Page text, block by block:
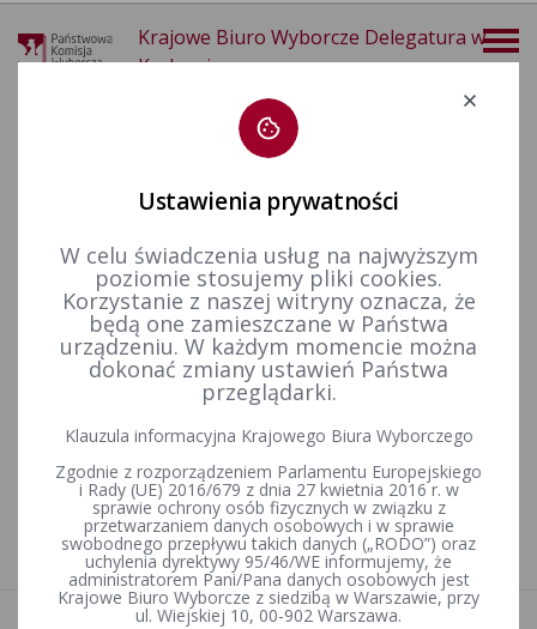
Krajowe Biuro Wyborcze Delegatura w
Krakowie
Finansowanie kampanii wyborczych
Proszę wybrać odpowiednią kategorię.
1
Ustawienia prywatności
W celu świadczenia usług na najwyższym
poziomie stosujemy pliki cookies.
Korzystanie z naszej witryny oznacza, że
będą one zamieszczane w Państwa
urządzeniu. W każdym momencie można
dokonać zmiany ustawień Państwa
przeglądarki.
Klauzula informacyjna Krajowego Biura Wyborczego
Zgodnie z rozporządzeniem Parlamentu Europejskiego
i Rady (UE) 2016/679 z dnia 27 kwietnia 2016 r. w
sprawie ochrony osób fizycznych w związku z
przetwarzaniem danych osobowych i w sprawie
swobodnego przepływu takich danych („RODO”) oraz
uchylenia dyrektywy 95/46/WE informujemy, że
administratorem Pani/Pana danych osobowych jest
Krajowe Biuro Wyborcze z siedzibą w Warszawie, przy
ul. Wiejskiej 10, 00-902 Warszawa.